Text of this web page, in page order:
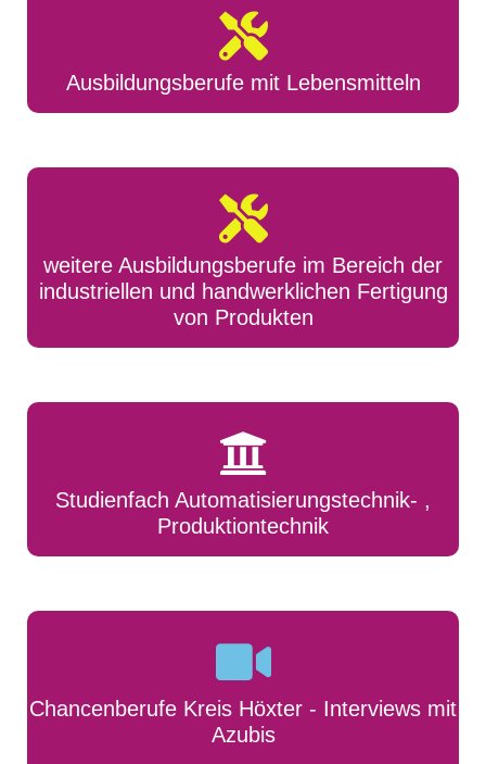
Ausbildungsberufe mit Lebensmitteln
weitere Ausbildungsberufe im Bereich der
industriellen und handwerklichen Fertigung
von Produkten
Studienfach Automatisierungstechnik- ,
Produktiontechnik
Chancenberufe Kreis Höxter - Interviews mit
Azubis